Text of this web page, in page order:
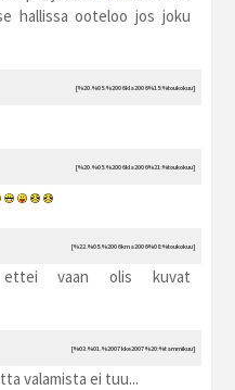
hallissa ooteloo jos joku
[%20.%05.%2006 kla2006 %15:%toukokuu]
[%20.%05.%2006 kla2006 %21:%toukokuu]
[%22.%05.%2006 kma2006 %08:%toukokuu]
vaan olis kuvat
[%03.%01.%2007 kke2007 %20:%tammikuu]
valamista ei tuu...